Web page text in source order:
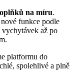
na míru.
funkce podle
až po
platformu do
spolehlivé a plně